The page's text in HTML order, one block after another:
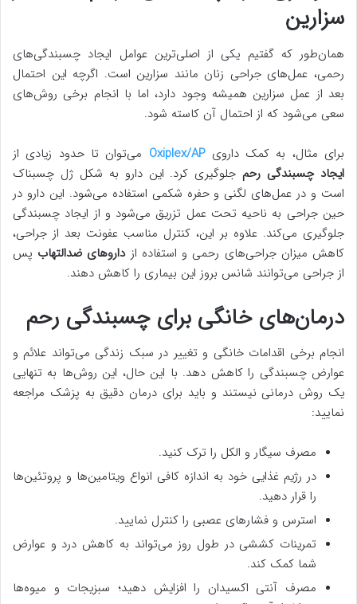
سزارین
همان‌طور که گفتیم یکی از اصلی‌ترین عوامل ایجاد چسبندگی‌های
رحمی، عمل‌های جراحی زنان مانند سزارین است. اگرچه این احتمال
بعد از عمل سزارین همیشه وجود دارد، اما با انجام برخی روش‌های
سعی می‌شود که از احتمال آن کاسته شود.
برای مثال، به کمک دارویOxiplex/AP می‌توان تا حدود زیادی از
ایجاد چسبندگی رحمجلوگیری کرد. این دارو به شکل ژل چسبناک
است و در عمل‌های لگنی و حفره شکمی استفاده می‌شود. این دارو در
حین جراحی به ناحیه تحت عمل تزریق می‌شود و از ایجاد چسبندگی
جلوگیری می‌کند. علاوه بر این، کنترل مناسب عفونت بعد از جراحی،
کاهش میزان جراحی‌های رحمی و استفاده ازداروهای ضدالتهاب پس
از جراحی می‌توانند شانس بروز این بیماری را کاهش دهند.
درمان‌های خانگی برای چسبندگی رحم
انجام برخی اقدامات خانگی و تغییر در سبک زندگی می‌تواند علائم و
عوارض چسبندگی را کاهش دهد. با این حال، این روش‌ها به تنهایی
یک روش درمانی نیستند و باید برای درمان دقیق به پزشک مراجعه
نمایید:
مصرف سیگار و الکل را ترک کنید.
در رژیم غذایی خود به اندازه کافی انواع ویتامین‌ها و پروتئین‌ها
را قرار دهید.
استرس و فشارهای عصبی را کنترل نمایید.
تمرینات کششی در طول روز می‌تواند به کاهش درد و عوارض
شما کمک کند.
مصرف آنتی اکسیدان را افزایش دهید؛ سبزیجات و میوه‌ها